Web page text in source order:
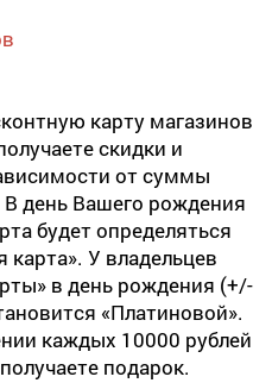
карту магазинов
скидки и
от суммы
В день Вашего рождения
будет определяться
карта». У владельцев
в день рождения (+/-
«Платиновой».
каждых 10000 рублей
подарок.